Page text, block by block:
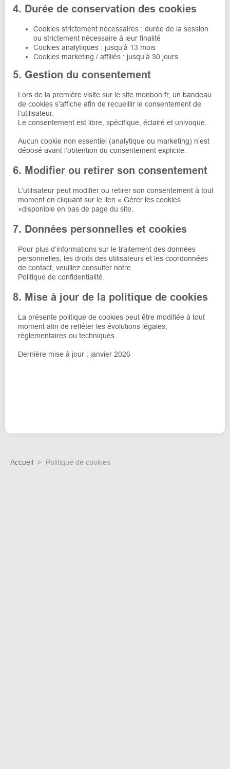
4. Durée de conservation des cookies
Cookies strictement nécessaires : durée de la session
ou strictement nécessaire à leur finalité
Cookies analytiques : jusqu’à 13 mois
Cookies marketing / affiliés : jusqu’à 30 jours
5. Gestion du consentement
Lors de la première visite sur le site monbon.fr, un bandeau
de cookies s’affiche afin de recueillir le consentement de
l’utilisateur.
Le consentement est libre, spécifique, éclairé et univoque.
Aucun cookie non essentiel (analytique ou marketing) n’est
déposé avant l’obtention du consentement explicite.
6. Modifier ou retirer son consentement
L’utilisateur peut modifier ou retirer son consentement à tout
moment en cliquant sur le lien « Gérer les cookies
»disponible en bas de page du site.
7. Données personnelles et cookies
Pour plus d’informations sur le traitement des données
personnelles, les droits des utilisateurs et les coordonnées
de contact, veuillez consulter notre
Politique de confidentialité.
8. Mise à jour de la politique de cookies
La présente politique de cookies peut être modifiée à tout
moment afin de refléter les évolutions légales,
réglementaires ou techniques.
Dernière mise à jour : janvier 2026
Accueil Politique de cookies